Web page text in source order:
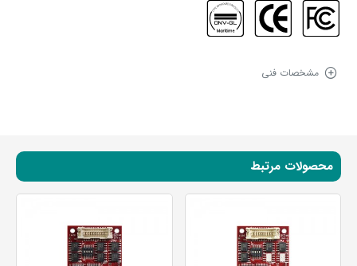
مشخصات فنی
محصولات مرتبط